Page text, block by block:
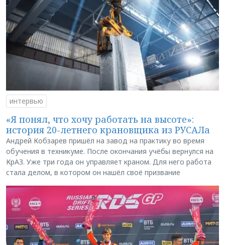
интервью
«Я понял, что хочу работать на высоте»:
история 20-летнего крановщика из РУСАЛа
Андрей Кобзарев пришёл на завод на практику во время
обучения в техникуме. После окончания учёбы вернулся на
КрАЗ. Уже три года он управляет краном. Для него работа
стала делом, в котором он нашёл своё призвание